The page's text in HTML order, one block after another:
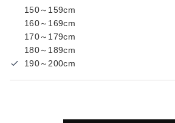
150～159cm
160～169cm
170～179cm
180～189cm
190～200cm